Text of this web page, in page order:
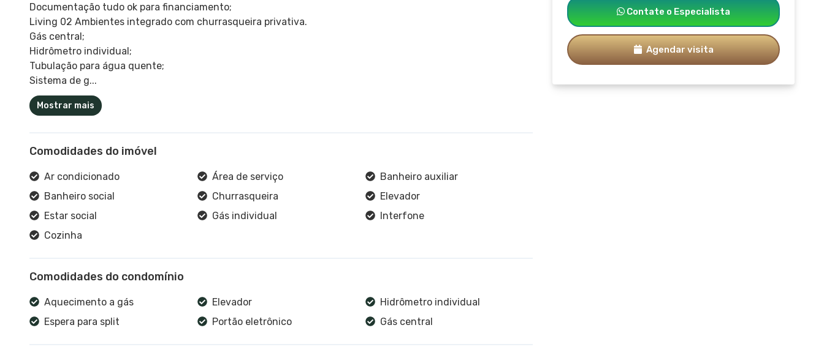
Documentação tudo ok para financiamento;
Living 02 Ambientes integrado com churrasqueira privativa.
Gás central;
Hidrômetro individual;
Tubulação para água quente;
Sistema de g...
Mostrar mais
Comodidades do imóvel
Ar condicionado Área de serviço
Banheiro auxiliar
Banheiro social
Churrasqueira
Elevador
Estar social
Gás individual
Interfone
Cozinha
Comodidades do condomínio
Aquecimento a gás Elevador
Hidrômetro individual
Espera para split
Portão eletrônico Gás central
Contate o Especialista
Agendar visita